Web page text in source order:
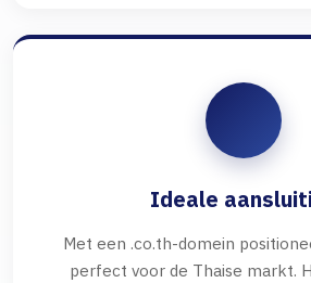
Ideale
Met een .co.th-domein
perfect voor de Thaise markt.